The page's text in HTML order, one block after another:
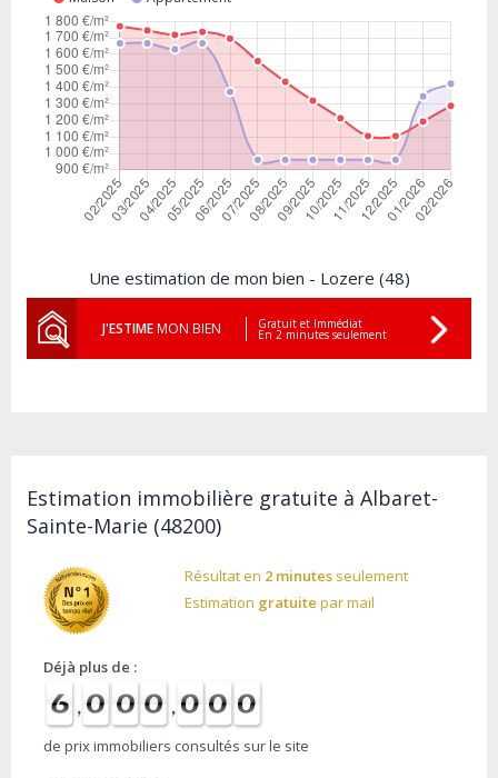
Une estimation de mon bien - Lozere (48)
J'ESTIMEMON BIEN Gratuit et Immédiat
En 2 minutes seulement
Estimation immobilière gratuite à Albaret-
Sainte-Marie (48200)
Résultat en 2 minutesseulement
Estimation gratuite par mail
Déjà plus de :
de prix immobiliers consultés sur le site